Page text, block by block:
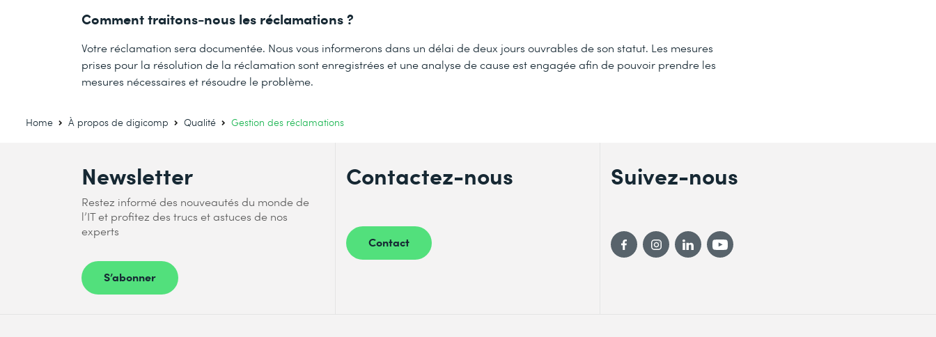
Comment traitons-nous les réclamations ?
Votre réclamation sera documentée. Nous vous informerons dans un délai de deux jours ouvrables de son statut. Les mesures
prises pour la résolution de la réclamation sont enregistrées et une analyse de cause est engagée afin de pouvoir prendre les
mesures nécessaires et résoudre le problème.
Home À propos de digicomp Qualité Gestion des réclamations
Newsletter
Restez informé des nouveautés du monde de
l’IT et profitez des trucs et astuces de nos
experts
S’abonner
Contactez-nous
Contact
Suivez-nous